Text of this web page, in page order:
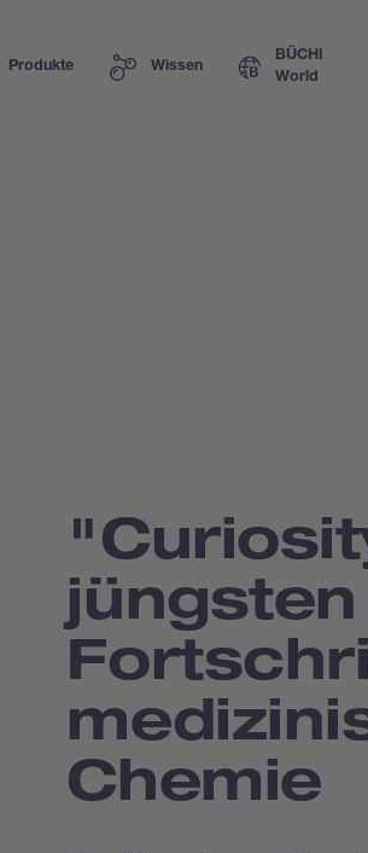
Produkte Wissen
BÜCHI
World
jüngsten
Chemie